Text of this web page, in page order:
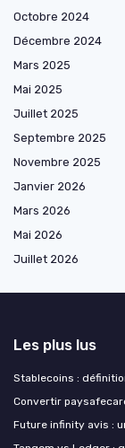
Octobre 2024
Décembre 2024
Mars 2025
Mai 2025
Juillet 2025
Septembre 2025
Novembre 2025
Janvier 2026
Mars 2026
Mai 2026
Juillet 2026
Les plus lus
Stablecoins :
Convertir
Future infinity avis :